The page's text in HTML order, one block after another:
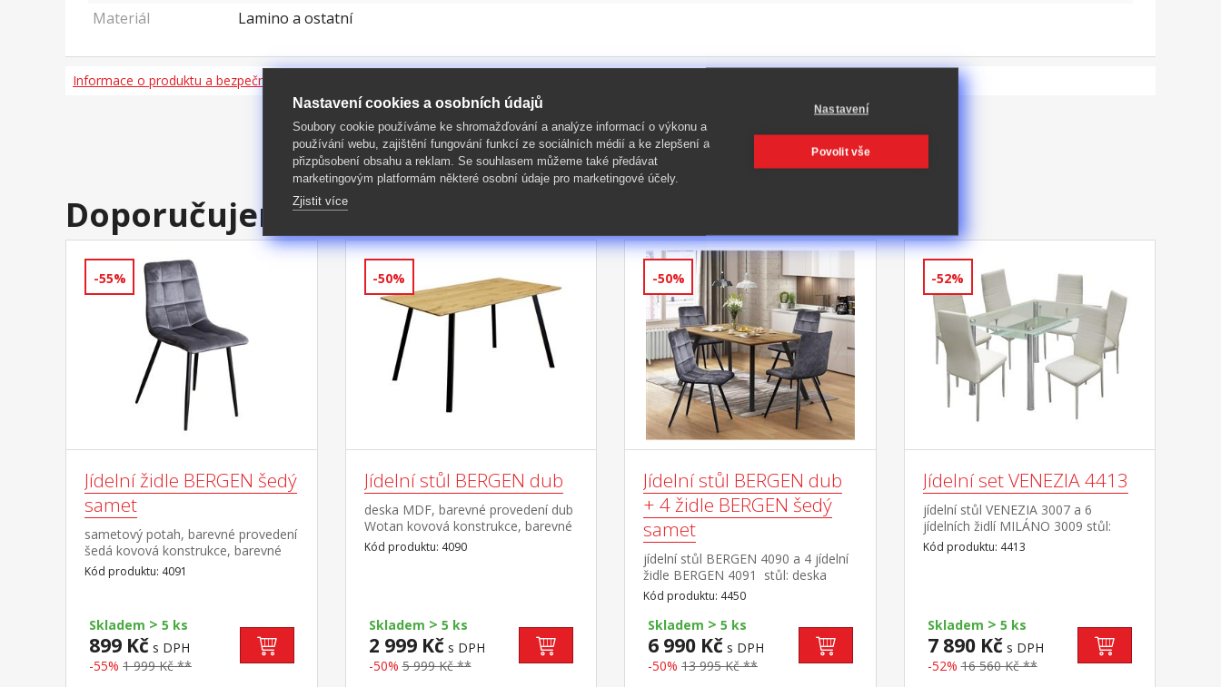
Materiál
Lamino a ostatní
Informace o produktu a bezpečnosti
Doporučujeme
-55%
Jídelní židle BERGEN šedý
samet
sametový potah, barevné provedení
šedá kovová konstrukce, barevné
provedení černá výška sedu 49 cm
Kód produktu: 4091
Skladem > 5 ks
899 Kč s DPH
-55% 1 999 Kč **
-50%
Jídelní stůl BERGEN dub
deska MDF, barevné provedení dub
Wotan kovová konstrukce, barevné
provedení černá
Kód produktu: 4090
Skladem > 5 ks
2 999 Kč s DPH
-50% 5 999 Kč **
-50%
Jídelní stůl BERGEN dub
+ 4 židle BERGEN šedý
samet
jídelní stůl BERGEN 4090 a 4 jídelní
židle BERGEN 4091 stůl: deska
MDF, barevné provedení dub
Wotan kovová konstrukce, barevné
provedení černá židle: sametový
potah, barevné provedení
šedá kovová konstrukce, barevné
provedení černá výška sedu židle 49
Kód produktu: 4450
Skladem > 5 ks
6 990 Kč s DPH
-50% 13 995 Kč **
-52%
Jídelní set VENEZIA 4413
jídelní stůl VENEZIA 3007 a 6
jídelních židlí MILÁNO 3009 stůl:
kombinace kov / tvrzené sklo,
pochromované nohy židle: potah
cm rozměr stolu (š/h/v) 150 × 90 ×
76 cm rozměr židle (š/h/v) 41 × 40 ×
98 cm
Kód produktu: 4413
Skladem > 5 ks
7 890 Kč s DPH
-52% 16 560 Kč **
Nastavení cookies a osobních údajů
Soubory cookie používáme ke shromažďování a analýze informací o výkonu a
používání webu, zajištění fungování funkcí ze sociálních médií a ke zlepšení a
přizpůsobení obsahu a reklam. Se souhlasem můžeme také předávat
marketingovým platformám některé osobní údaje pro marketingové účely.
Zjistit více
Nastavení
Povolit vše